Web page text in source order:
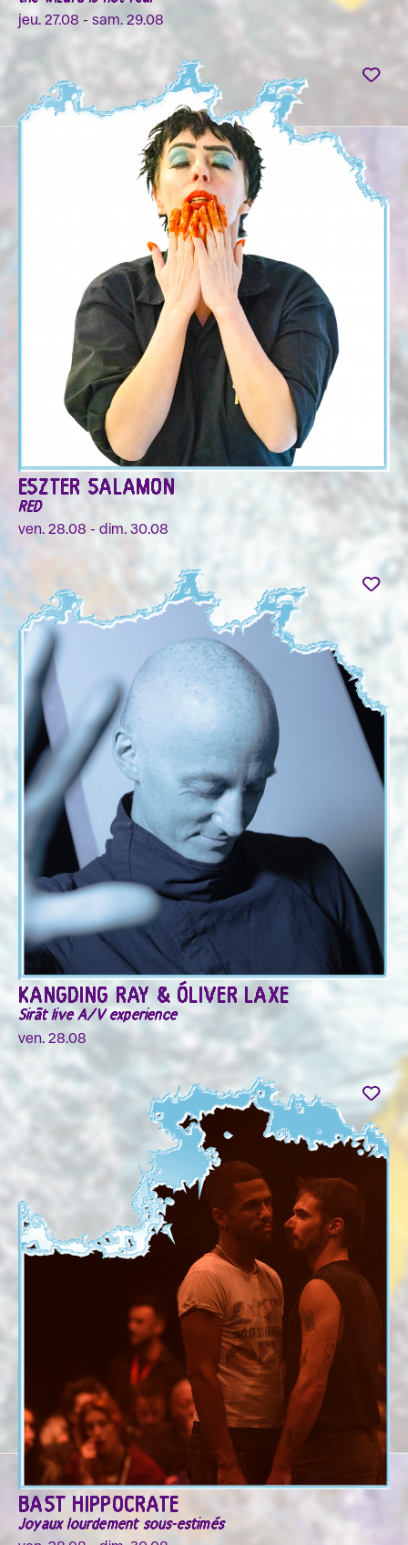
jeu. 27.08 - sam. 29.08
ESZTER SALAMON
RED
ven. 28.08 - dim. 30.08
KANGDING RAY & ÓLIVER LAXE
Sirāt live A/V experience
ven. 28.08
BAST HIPPOCRATE
Joyaux lourdement sous-estimés